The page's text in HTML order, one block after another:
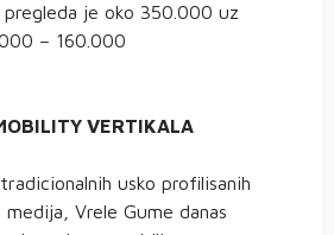
pregleda je oko 350.000 uz
– 160.000
VERTIKALA
usko profilisanih
Vrele Gume danas